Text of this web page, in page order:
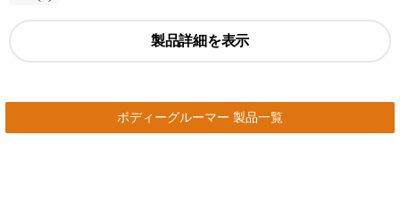
製品詳細を表示
ボディーグルーマー 製品一覧